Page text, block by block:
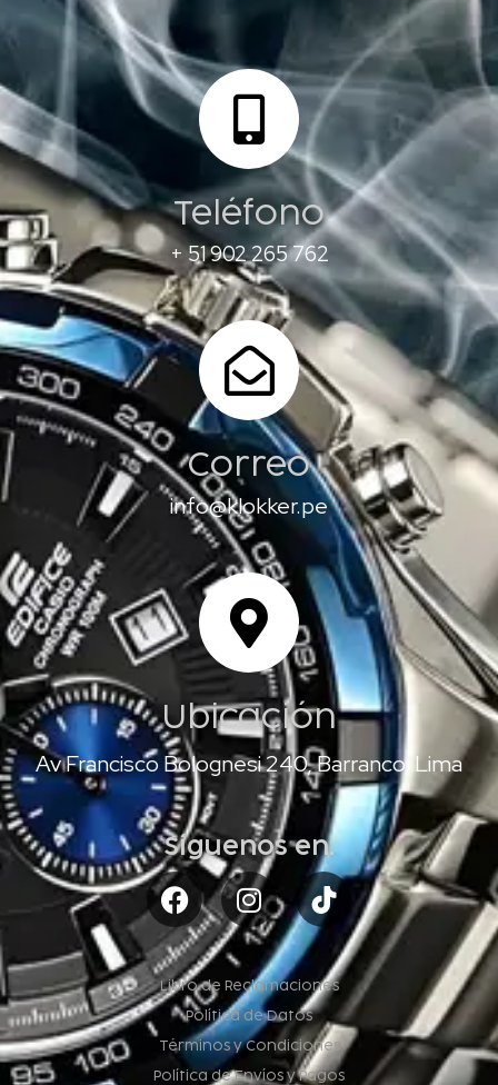
Teléfono
+ 51 902 265 762
Correo
info@klokker.pe
Ubicación
Av Francisco Bolognesi 240, Barranco, Lima
Síguenos en:
Libro de Reclamaciones
Política de Datos
Términos y Condiciones
Política de Envíos y Pagos